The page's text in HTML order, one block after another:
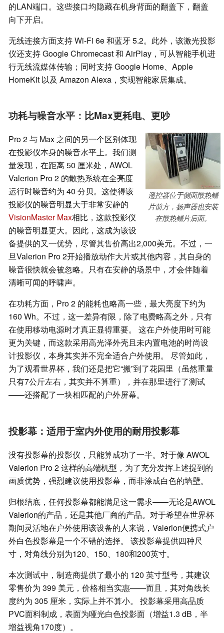
的LAN端口。这些接口均隐藏在机身背面的翻盖下，翻盖
向下开启。
无线连接方面支持 Wi-Fi 6e 和蓝牙 5.2。此外，该激光投影
仪还支持 Google Chromecast 和 AirPlay，可从智能手机进
行无线流媒体传输；同时支持 Google Home、Apple
HomeKit 以及 Amazon Alexa，实现智能家居集成。
功耗与噪音水平：比Max更耗电、更吵
遥控器位于侧面散热鳍
片前方，扬声器也安装
在散热鳍片后面。
Pro 2 与 Max 之间的另一个区别体现
在投影仪本身的噪音水平上。我们测
量发现，在距离 50 厘米处，AWOL
Valerion Pro 2 的散热系统在全亮度
运行时噪音约为 40 分贝。这使得该
投影仪的噪音明显大于非常安静的
VisionMaster Max相比，这款投影仪
的噪音明显更大。因此，这成为该设
备提供的又一优势，尽管其售价高出2,000美元。不过，一
旦Valerion Pro 2开始播放动作大片或其他内容，其自身的
噪音很快就会被忽略。只有在安静的场景中，才会伴随着
清晰可闻的呼啸声。
在功耗方面，Pro 2 的能耗也略高一些，最大亮度下约为
160 Wh。不过，这一差异有限，除了电费略高之外，只有
在使用移动电源时才真正显得重要。 这在户外使用时可能
更为关键，而这款采用高光泽外壳且未内置电池的时尚设
计投影仪，本身其实并不完全适合户外使用。 尽管如此，
为了观看世界杯，我们还是把它“搬”到了花园里（虽然重量
只有7公斤左右，其实并不算重），并在那里进行了测试
——还搭配了一块相匹配的户外屏幕。
投影幕：适用于室内外使用的耐用投影幕
没有投影幕的投影仪，只能算成功了一半。对于像 AWOL
Valerion Pro 2 这样的高端机型，为了充分发挥上述提到的
画质优势，强烈建议使用投影幕，而非涂成白色的墙壁。
归根结底，任何投影幕都能满足这一需求——无论是AWOL
Valerion的产品，还是其他厂商的产品。对于希望在世界杯
期间灵活地在户外使用该设备的人来说，Valerion便携式户
外白色投影幕是一个不错的选择。 该投影幕提供四种尺
寸，对角线分别为120、150、180和200英寸。
本次测试中，制造商提供了最小的 120 英寸型号，其建议
零售价为 399 美元，价格相当实惠——而且，其对角线长
度约为 305 厘米，实际上并不算小。 投影幕采用高品质
PVC面料制成，表面为哑光白色投影面（增益1.3 dB，半
增益视角170度）。